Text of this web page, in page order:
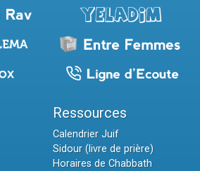
Ressources
Calendrier Juif
Sidour (livre de prière)
Horaires de Chabbath